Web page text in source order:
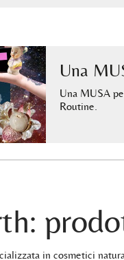
Una
Una MUSA
Routine.
in cosmetici